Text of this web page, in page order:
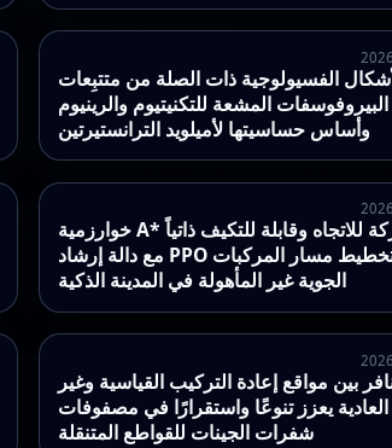
الفسيولوجية ذات الصلة من متتبِعات
البيروفوسفات المشعة للتكنيتيوم والرينيوم
وأساس حساسيتها لأميلويد الترانستيرتين
خوارزمية A* مدركة للاتجاه وقابلة للتكيف ذاتياً
مع دالة إرشاد PPO لتخطيط مسار المركبات
الجوية غير المأهولة في المدينة الذكية
بين مواقع إعادة التركيب القياسية وغير
العادية يعزز تنوعًا واستقرارًا في مصفوفات
شفرات الجينات للقواطع المتنقلة